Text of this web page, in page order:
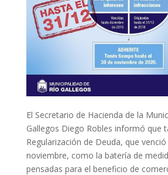
El Secretario de Hacienda de la
Gallegos Diego Robles informó que
Regularización de Deuda, que
noviembre, como la batería de
pensadas para el beneficio de